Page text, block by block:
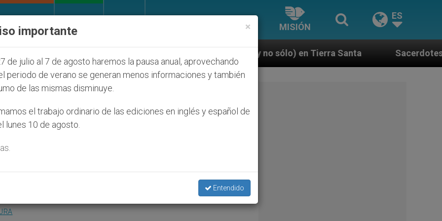
MISIÓN
ES
judíos que afecta a cristianos (y no sólo) en Tierra Santa Sacerdotes alemanes fieles al
raíces a una sociedad
la abadía benedictina de Downside
×
importante
de julio al 7 de agosto haremos la pausa anual, aprovechando
periodo de verano se generan menos informaciones y también
de las mismas disminuye.
el trabajo ordinario de las ediciones en inglés y español de
lunes 10 de agosto.
Entendido